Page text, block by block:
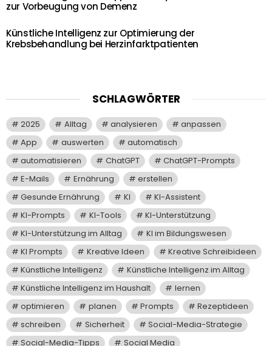
zur Vorbeugung von Demenz
Künstliche Intelligenz zur Optimierung der
Krebsbehandlung bei Herzinfarktpatienten
SCHLAGWÖRTER
2025 Alltag analysieren
anpassen
App
auswerten
automatisch
automatisieren
ChatGPT
ChatGPT-Prompts
E-Mails
Ernährung
erstellen
Gesunde Ernährung
KI
KI-Assistent
KI-Prompts
KI-Tools
KI-Unterstützung
KI-Unterstützung im Alltag
KI im Bildungswesen
KI Prompts
Kreative Ideen
Kreative Schreibideen
Künstliche Intelligenz
Künstliche Intelligenz im Alltag
Künstliche Intelligenz im Haushalt
lernen
optimieren
planen Prompts
Rezeptideen
schreiben
Sicherheit
Social-Media-Strategie
Social-Media-Tipps
Social Media